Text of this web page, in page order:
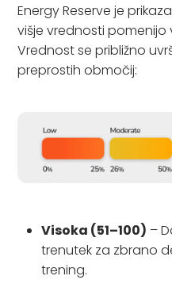
Energy Reserve je
višje vrednosti
Vrednost se približno
preprostih območij:
Visoka (51–100) –
trenutek za zbrano
trening.